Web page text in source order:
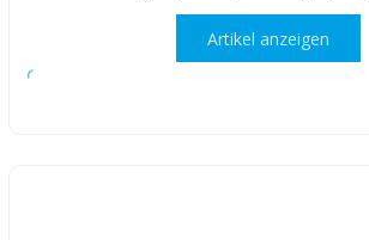
Artikel anzeigen